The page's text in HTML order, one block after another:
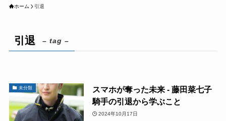
ホーム 引退
引退 – tag –
未分類
スマホが奪った未来 - 藤田菜七子
騎手の引退から学ぶこと
2024年10月17日